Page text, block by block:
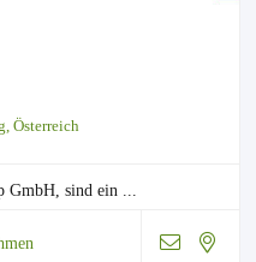
Österreich
sind ein ...